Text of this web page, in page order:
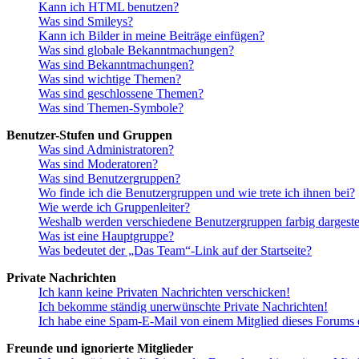
Kann ich HTML benutzen?
Was sind Smileys?
Kann ich Bilder in meine Beiträge einfügen?
Was sind globale Bekanntmachungen?
Was sind Bekanntmachungen?
Was sind wichtige Themen?
Was sind geschlossene Themen?
Was sind Themen-Symbole?
Benutzer-Stufen und Gruppen
Was sind Administratoren?
Was sind Moderatoren?
Was sind Benutzergruppen?
Wo finde ich die Benutzergruppen und wie trete ich ihnen bei?
Wie werde ich Gruppenleiter?
Weshalb werden verschiedene Benutzergruppen farbig
Was ist eine Hauptgruppe?
Was bedeutet der „Das Team“-Link auf der Startseite?
Private Nachrichten
Ich kann keine Privaten Nachrichten verschicken!
Ich bekomme ständig unerwünschte Private Nachrichten!
Ich habe eine Spam-E-Mail von einem Mitglied dieses Forums
Freunde und ignorierte Mitglieder